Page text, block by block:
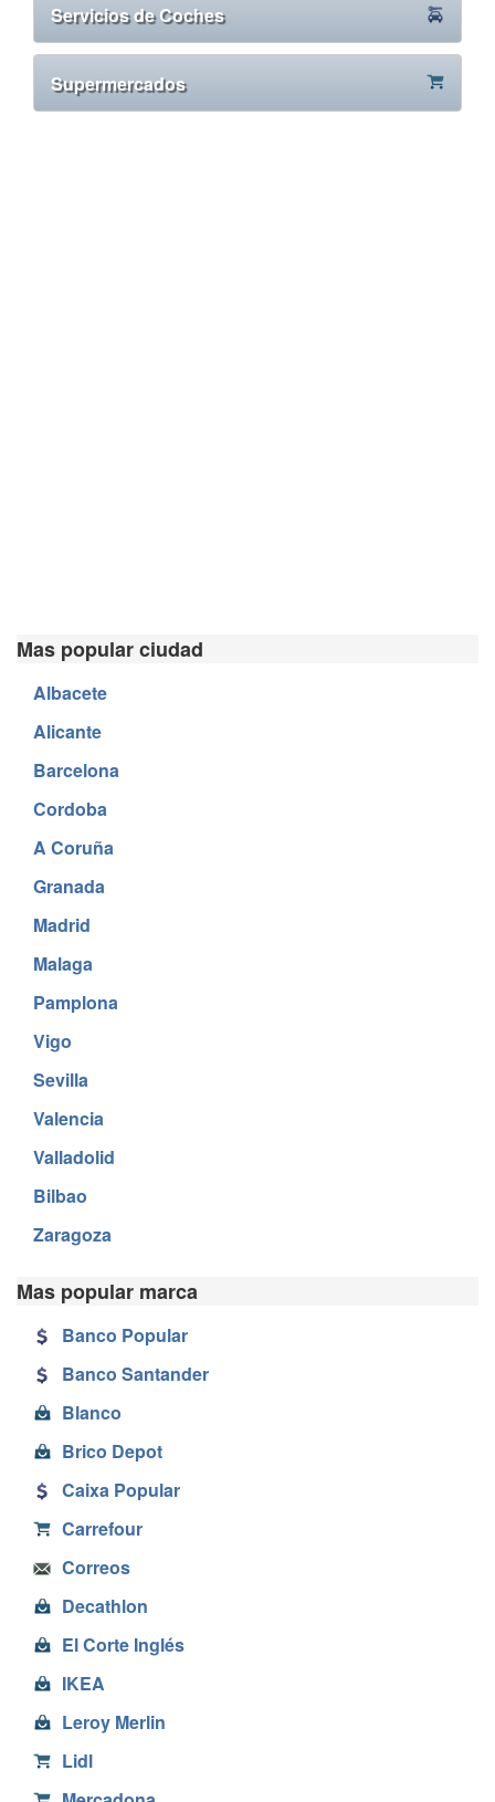
Servicios de Coches
Supermercados
Mas popular ciudad
Albacete
Alicante
Barcelona
Cordoba
A Coruña
Granada
Madrid
Malaga
Pamplona
Vigo
Sevilla
Valencia
Valladolid
Bilbao
Zaragoza
Mas popular marca
Banco Popular
Banco Santander
Blanco
Brico Depot
Caixa Popular
Carrefour
Correos
Decathlon
El Corte Inglés
IKEA
Leroy Merlin
Lidl